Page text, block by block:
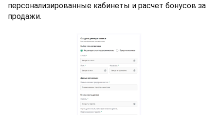
персонализированные кабинеты и расчет бонусов за
продажи.